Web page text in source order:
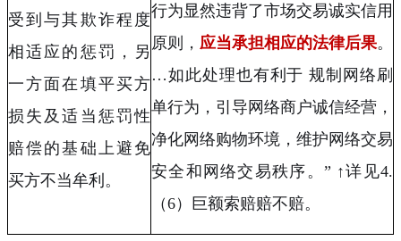
受到与其欺诈程度
相适应的惩罚，另
一方面在填平买方
损失及适当惩罚性
赔偿的基础上避免
买方不当牟利。
行为显然违背了市场交易诚实信用
原则， 应当承担相应的法律后果。
…如此处理也有利于 规制网络刷
单行为，引导网络商户诚信经营，
净化网络购物环境，维护网络交易
安全和网络交易秩序。 ” ↑详见4.
（6）巨额索赔赔不赔。